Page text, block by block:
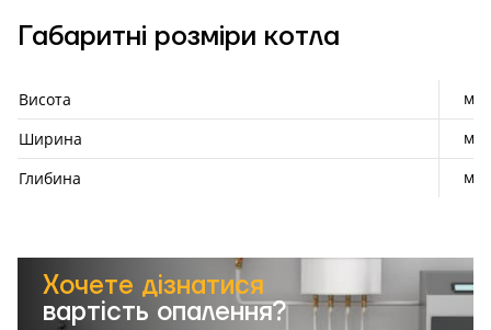
Габаритні розміри котла
Висота
мм
Ширина
мм
Глибина
мм
Хочете дізнатися
вартість опалення?